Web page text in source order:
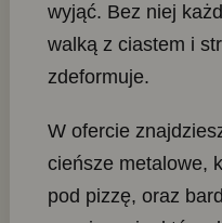
wyjąć. Bez niej
walką z ciastem i
zdeformuje.
W ofercie
cieńsze metalowe,
pod pizzę, oraz